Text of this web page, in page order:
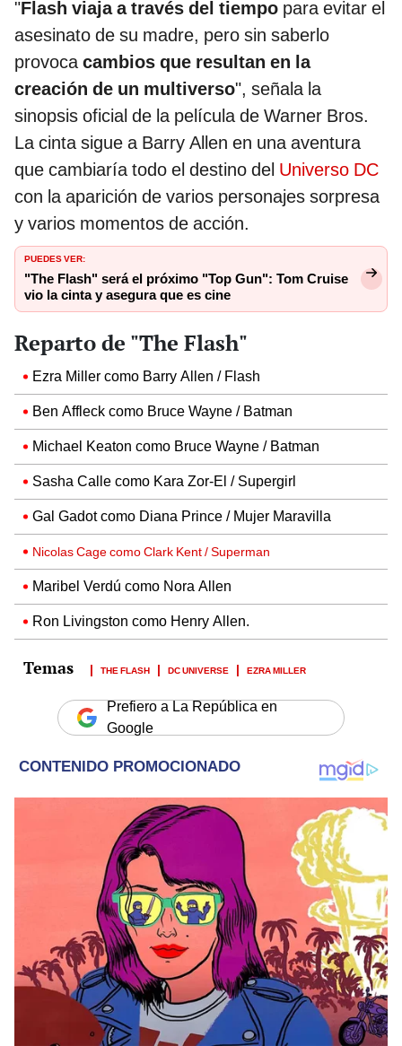
"Flash viaja a través del tiempo para evitar el
asesinato de su madre, pero sin saberlo
provocacambios que resultan en la
creación de un multiverso", señala la
sinopsis oficial de la película de Warner Bros.
La cinta sigue a Barry Allen en una aventura
que cambiaría todo el destino del Universo DC
con la aparición de varios personajes sorpresa
y varios momentos de acción.
PUEDES VER:
"The Flash" será el próximo "Top Gun": Tom Cruise
vio la cinta y asegura que es cine
Reparto de "The Flash"
Ezra Miller como Barry Allen / Flash
Ben Affleck como Bruce Wayne / Batman
Michael Keaton como Bruce Wayne / Batman
Sasha Calle como Kara Zor-El / Supergirl
Gal Gadot como Diana Prince / Mujer Maravilla
Nicolas Cage como Clark Kent / Superman
Maribel Verdú como Nora Allen
Ron Livingston como Henry Allen.
THE FLASH DC UNIVERSE EZRA MILLER
Prefiero a La República en
Google